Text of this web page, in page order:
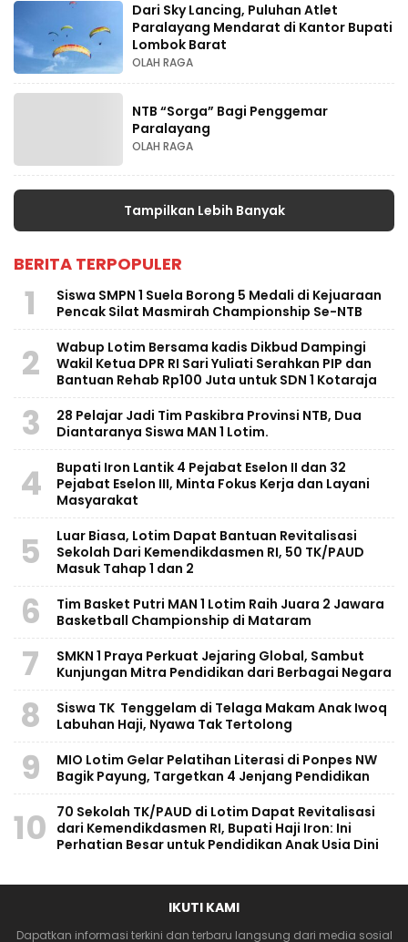
Dari Sky Lancing, Puluhan Atlet
Paralayang Mendarat di Kantor Bupati
Lombok Barat
OLAH RAGA
NTB “Sorga” Bagi Penggemar
Paralayang
OLAH RAGA
Tampilkan Lebih Banyak
BERITA TERPOPULER
1
Siswa SMPN 1 Suela Borong 5 Medali di Kejuaraan
Pencak Silat Masmirah Championship Se-NTB
2
Wabup Lotim Bersama kadis Dikbud Dampingi
Wakil Ketua DPR RI Sari Yuliati Serahkan PIP dan
Bantuan Rehab Rp100 Juta untuk SDN 1 Kotaraja
3
28 Pelajar Jadi Tim Paskibra Provinsi NTB, Dua
Diantaranya Siswa MAN 1 Lotim.
4
Bupati Iron Lantik 4 Pejabat Eselon II dan 32
Pejabat Eselon III, Minta Fokus Kerja dan Layani
Masyarakat
5
Luar Biasa, Lotim Dapat Bantuan Revitalisasi
Sekolah Dari Kemendikdasmen RI, 50 TK/PAUD
Masuk Tahap 1 dan 2
6
Tim Basket Putri MAN 1 Lotim Raih Juara 2 Jawara
Basketball Championship di Mataram
7
SMKN 1 Praya Perkuat Jejaring Global, Sambut
Kunjungan Mitra Pendidikan dari Berbagai Negara
8
Siswa TK Tenggelam di Telaga Makam Anak Iwoq
Labuhan Haji, Nyawa Tak Tertolong
9
MIO Lotim Gelar Pelatihan Literasi di Ponpes NW
Bagik Payung, Targetkan 4 Jenjang Pendidikan
10
70 Sekolah TK/PAUD di Lotim Dapat Revitalisasi
dari Kemendikdasmen RI, Bupati Haji Iron: Ini
Perhatian Besar untuk Pendidikan Anak Usia Dini
IKUTI KAMI
Dapatkan informasi terkini dan terbaru langsung dari media sosial